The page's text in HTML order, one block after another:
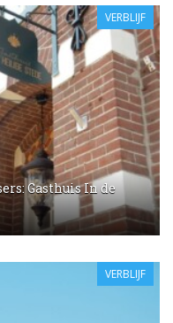
Gasthuis In de
VERBLIJF
VERBLIJF